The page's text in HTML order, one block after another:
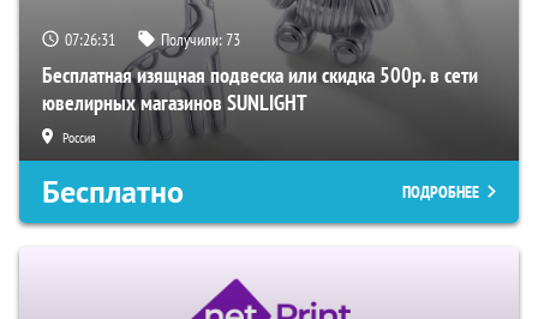
07:26:30 Получили:73
Бесплатная изящная подвеска или скидка 500р. в сети
ювелирных магазинов SUNLIGHT
Россия
Бесплатно ПОДРОБНЕЕ